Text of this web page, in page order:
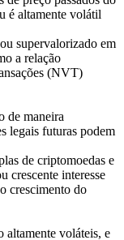
é altamente volátil
supervalorizado em
a relação
(NVT)
de maneira
legais futuras podem
de criptomoedas e
crescente interesse
crescimento do
altamente voláteis, e